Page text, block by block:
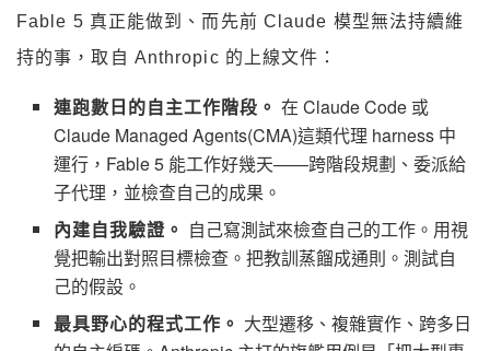
Fable 5 真正能做到、而先前 Claude 模型無法持續維
持的事，取自 Anthropic 的上線文件：
連跑數日的自主工作階段。 在 Claude Code 或
Claude Managed Agents(CMA)這類代理 harness 中
運行，Fable 5 能工作好幾天——跨階段規劃、委派給
子代理，並檢查自己的成果。
內建自我驗證。 自己寫測試來檢查自己的工作。用視
覺把輸出對照目標檢查。把教訓蒸餾成通則。測試自
己的假設。
最具野心的程式工作。 大型遷移、複雜實作、跨多日